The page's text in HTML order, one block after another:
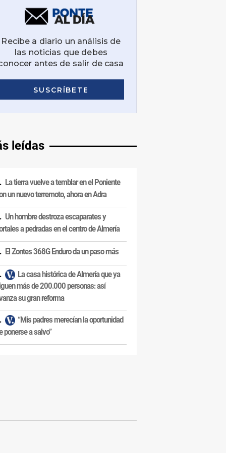
leídas
La tierra vuelve a temblar en el Poniente
un nuevo terremoto, ahora en Adra
Un hombre destroza escaparates y
a pedradas en el centro de Almería
El Zontes 368G Enduro da un paso más
La casa histórica de Almería que ya
más de 200.000 personas: así
su gran reforma
“Mis padres merecían la oportunidad
ponerse a salvo”